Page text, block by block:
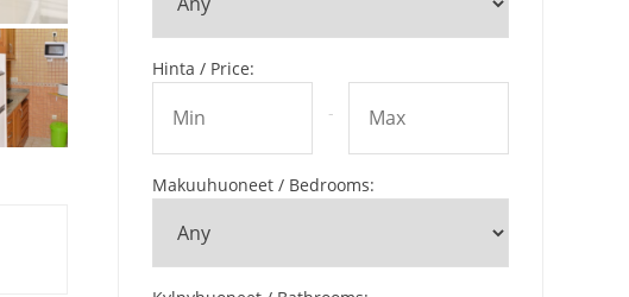
Hinta / Price:
-
Makuuhuoneet / Bedrooms: